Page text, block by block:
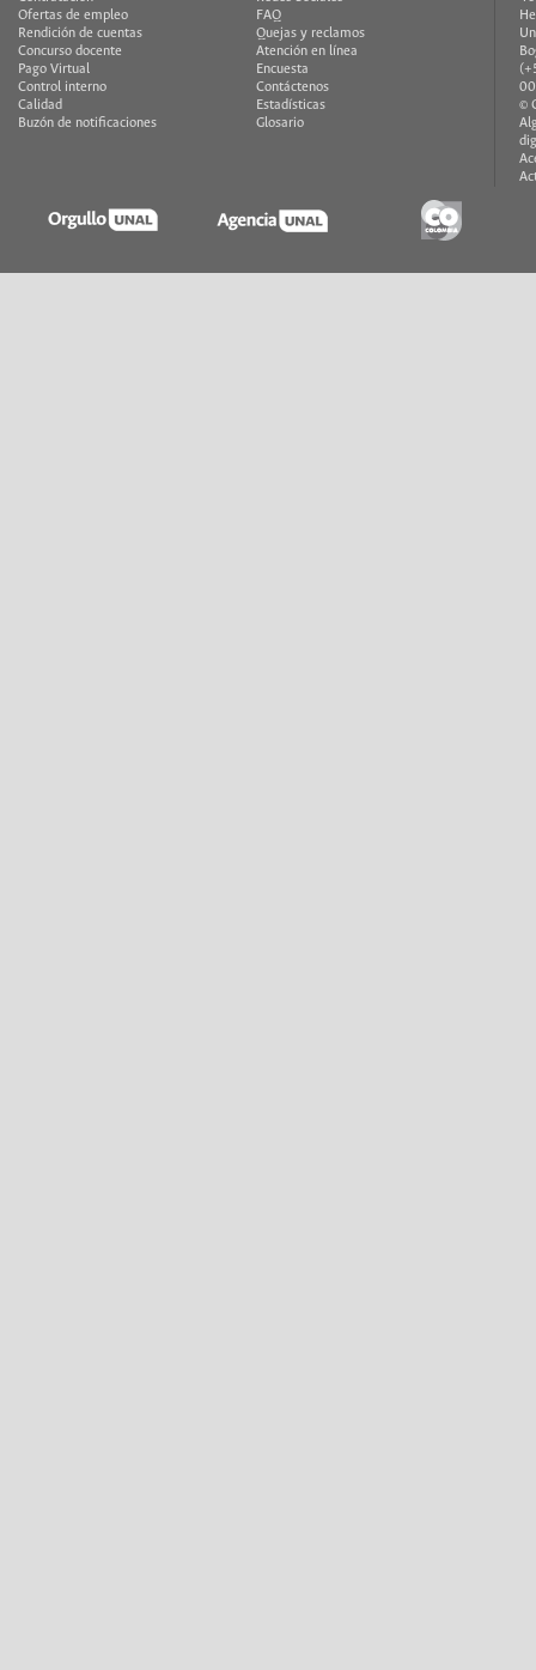
Ofertas de empleo
Rendición de cuentas
Concurso docente
Pago Virtual
Control interno
Calidad
Buzón de notificaciones
FAQ
Quejas y reclamos
Atención en línea
Encuesta
Contáctenos
Estadísticas
Glosario
©